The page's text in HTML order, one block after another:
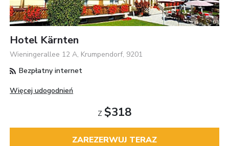
Hotel Kärnten
Wieningerallee 12 A, Krumpendorf, 9201
Bezpłatny internet
Więcej udogodnień
Z $318
ZAREZERWUJ TERAZ